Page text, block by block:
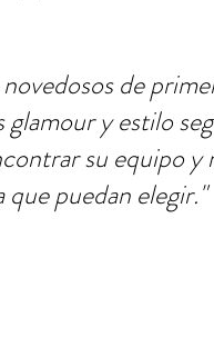
de
glamour y estilo
su equipo
que puedan elegir."